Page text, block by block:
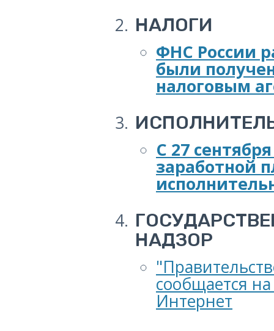
НАЛОГИ
ФНС России
были
налоговым
С 27
заработной
НАДЗОР
сообщается
Интернет